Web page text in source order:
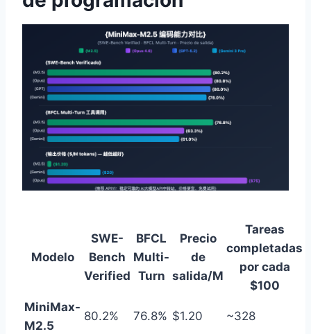
Modelo
SWE-
Bench
Verified
BFCL
Multi-
Turn
Precio
de
salida/M
Tareas
completadas
por cada
$100
MiniMax-
M2.5
80.2% 76.8% $1.20 ~328